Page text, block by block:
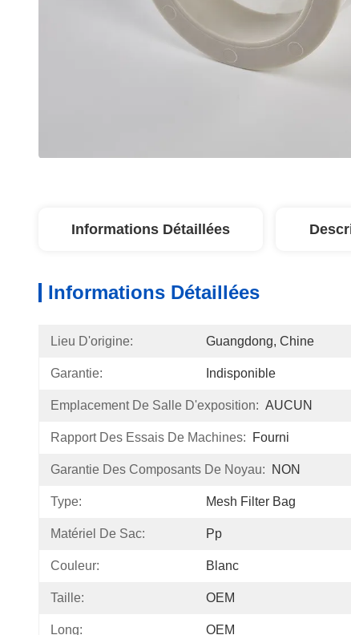
Informations Détaillées
Informations Détaillées
Lieu D'origine: Guangdong, Chine
Garantie: Indisponible
Emplacement De Salle D'exposition: AUCUN
Rapport Des Essais De Machines: Fourni
Garantie Des Composants De Noyau: NON
Type: Mesh Filter Bag
Matériel De Sac: Pp
Couleur: Blanc
Taille: OEM
Long: OEM